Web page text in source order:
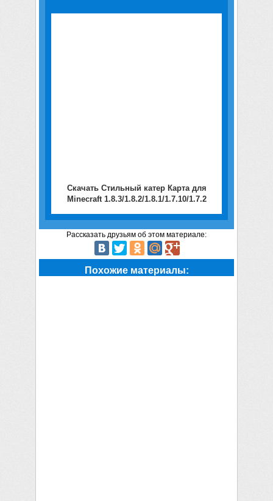
Скачать Стильный катер Карта для
Minecraft 1.8.3/1.8.2/1.8.1/1.7.10/1.7.2
Рассказать друзьям об этом материале:
Похожие материалы: